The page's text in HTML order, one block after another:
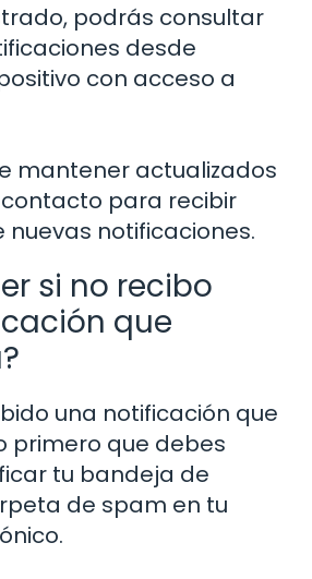
podrás consultar
desde
con acceso a
mantener actualizados
para recibir
notificaciones.
si no recibo
que
una notificación que
primero que debes
tu bandeja de
de spam en tu